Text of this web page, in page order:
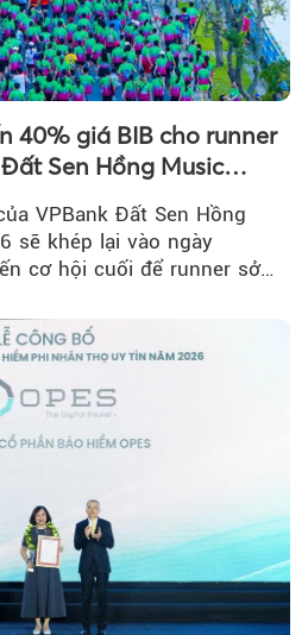
40% giá BIB cho runner
Sen Hồng Music
VPBank Đất Sen Hồng
sẽ khép lại vào ngày
cơ hội cuối để runner sở